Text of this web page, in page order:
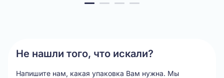
Не нашли того, что искали?
Напишите нам, какая упаковка Вам нужна. Мы